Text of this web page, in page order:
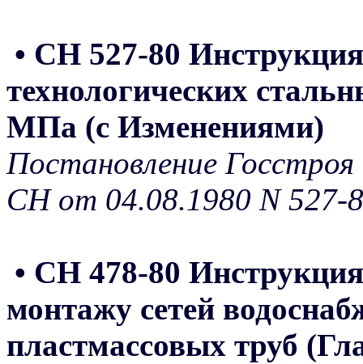
• СН 527-80
технологических
МПа (с Изменениями)
Постановление
СН от 04.08.1980 N 527-
• СН 478-80
монтажу сетей
пластмассовых труб